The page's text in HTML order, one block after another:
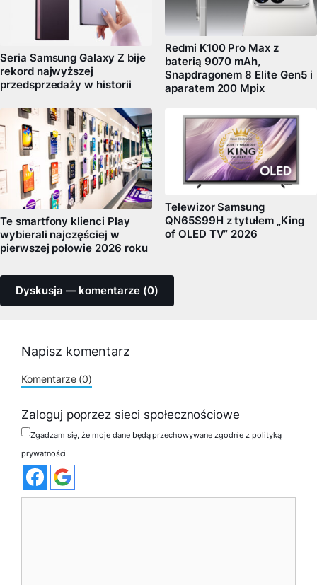
Seria Samsung Galaxy Z bije
rekord najwyższej
przedsprzedaży w historii
Redmi K100 Pro Max z
baterią 9070 mAh,
Snapdragonem 8 Elite Gen5 i
aparatem 200 Mpix
Te smartfony klienci Play
wybierali najczęściej w
pierwszej połowie 2026 roku
Telewizor Samsung
QN65S99H z tytułem „King
of OLED TV” 2026
Dyskusja — komentarze (0)
Napisz komentarz
Komentarze (0)
Zaloguj poprzez sieci społecznościowe
Zgadzam się, że moje dane będą przechowywane zgodnie z polityką
prywatności